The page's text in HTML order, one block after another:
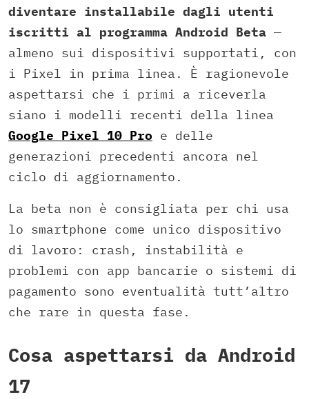
diventare installabile dagli utenti
iscritti al programma Android Beta —
almeno sui dispositivi supportati, con
i Pixel in prima linea. È ragionevole
aspettarsi che i primi a riceverla
siano i modelli recenti della linea
Google Pixel 10 Pro e delle
generazioni precedenti ancora nel
ciclo di aggiornamento.
La beta non è consigliata per chi usa
lo smartphone come unico dispositivo
di lavoro: crash, instabilità e
problemi con app bancarie o sistemi di
pagamento sono eventualità tutt’altro
che rare in questa fase.
Cosa aspettarsi da Android
17